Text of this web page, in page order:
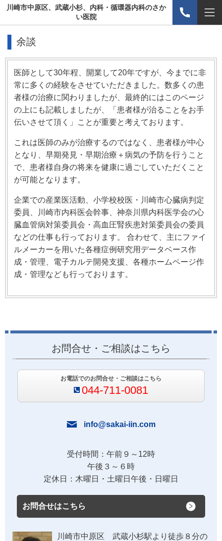
川崎市中原区、武蔵小杉、内科・循環器内科のさか
い医院
余談
医師として30年程、開業して20年ですが、今までに非
常に多くの経験をさせていただきました。数多くの患
者様の治療に関わりましたが、最終的にはこのページ
の上にも記載しましたが、「患者様が治ることをお手
伝いさせて頂く」ことが重要と考えております。
これは医師のみが治療するのではなく、患者様が中心
となり、早期発見・早期治療＋病気の予防を行うこと
で、患者様自身の将来を健康に過ごしていただくこと
が可能となります。
企業での産業医活動、小学校校医・川崎市心臓病判定
委員、川崎市内科医会幹事、神奈川県内科医学会の心
臓血管病対策委員会・高血圧腎疾患対策委員会の委員
などの仕事も行っております。 合わせて、主にファイ
ルメーカーを用いた各種症例研究用データベース作
成・管理、電子カルテ開発支援、各種ホームページ作
成・管理なども行っております。
お問合せ・ご相談はこちら
お電話でのお問合せ・ご相談はこちら
044-711-0081
info@sakai-iin.com
受付時間：午前９～12時
午後３～６時
定休日：木曜日・土曜日午後・日曜日
お問合せはこちら
川崎市中原区 武蔵小杉駅より徒歩８分の